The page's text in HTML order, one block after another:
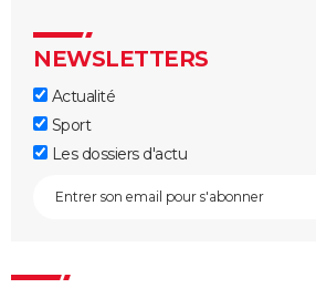
NEWSLETTERS
Actualité
Sport
Les dossiers d'actu